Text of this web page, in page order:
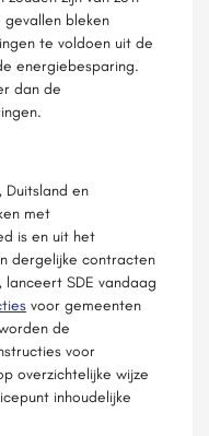
bleken
te voldoen uit de
energiebesparing.
dan de
Duitsland en
met
is en uit het
dergelijke contracten
SDE vandaag
voor gemeenten
de
voor
overzichtelijke wijze
inhoudelijke